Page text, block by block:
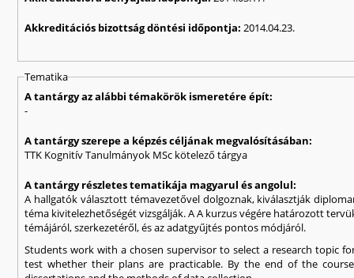
Akkreditációs bizottság döntési időpontja:2014.04.23.
Tematika
A tantárgy az alábbi témakörök ismeretére épít:
-
A tantárgy szerepe a képzés céljának megvalósításában:
TTK Kognitív Tanulmányok MSc kötelező tárgya
A tantárgy részletes tematikája magyarul és angolul:
A hallgatók választott témavezetővel dolgoznak, kiválasztják
téma kivitelezhetőségét vizsgálják. A A kurzus végére határozott
témájáról, szerkezetéről, és az adatgyűjtés pontos módjáról.
Students work with a chosen supervisor to select a research topic
test whether their plans are practicable. By the end of the